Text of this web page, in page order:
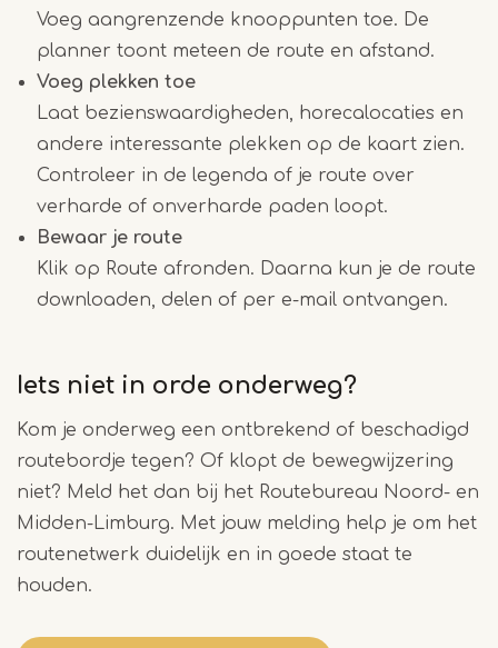
Voeg aangrenzende knooppunten toe. De
planner toont meteen de route en afstand.
Voeg plekken toe
Laat bezienswaardigheden, horecalocaties en
andere interessante plekken op de kaart zien.
Controleer in de legenda of je route over
verharde of onverharde paden loopt.
Bewaar je route
Klik op Route afronden. Daarna kun je de route
downloaden, delen of per e-mail ontvangen.
Iets niet in orde onderweg?
Kom je onderweg een ontbrekend of beschadigd
routebordje tegen? Of klopt de bewegwijzering
niet? Meld het dan bij het Routebureau Noord- en
Midden-Limburg. Met jouw melding help je om het
routenetwerk duidelijk en in goede staat te
houden.